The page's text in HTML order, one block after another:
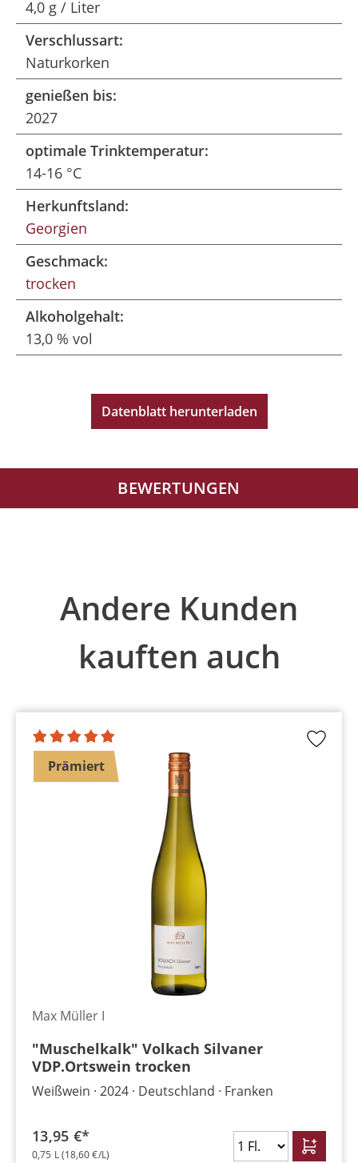
4,0 g / Liter
Verschlussart:
Naturkorken
genießen bis:
2027
optimale Trinktemperatur:
14-16 °C
Herkunftsland:
Georgien
Geschmack:
trocken
Alkoholgehalt:
13,0 % vol
Datenblatt herunterladen
BEWERTUNGEN
Andere Kunden
kauften auch
Prämiert
Max Müller I
"Muschelkalk" Volkach Silvaner
VDP.Ortswein trocken
Weißwein 2024 Deutschland Franken
13,95 €*
0,75 L(18,60 €/L)